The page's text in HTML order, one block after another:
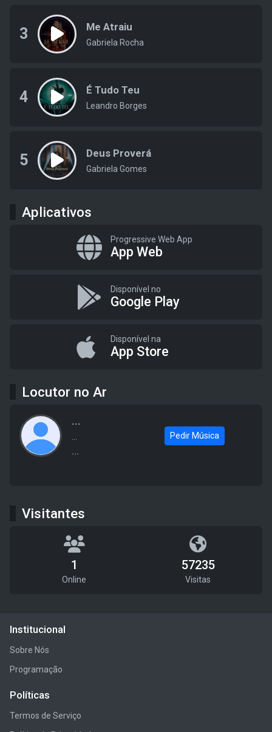
3 Me Atraiu
Gabriela Rocha
4 É Tudo Teu
Leandro Borges
5 Deus Proverá
Gabriela Gomes
Aplicativos
Progressive Web App
App Web
Disponível no
Google Play
Disponível na
App Store
Locutor no Ar
...
...
Pedir Música
Visitantes
1
Online
57235
Visitas
Institucional
Sobre Nós
Programação
Políticas
Termos de Serviço